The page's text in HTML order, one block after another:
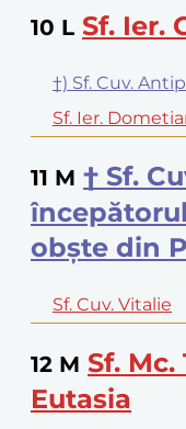
10 L Sf. Ier.
†) Sf. Cuv.
Sf. Ier.
11 M † Sf.
obște din
Sf. Cuv. Vitalie
12 M Sf.
Eutasia